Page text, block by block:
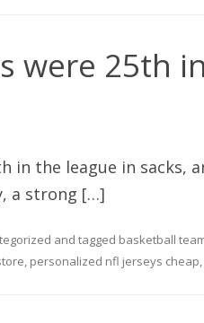
were 25th
in the league in sacks,
a strong […]
and tagged basketball
, personalized nfl jerseys cheap,